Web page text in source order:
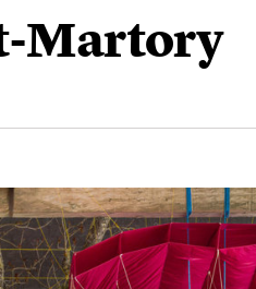
Martory